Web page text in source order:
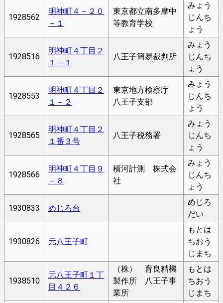
1928562
明神町４－２０
－１
東京都立南多摩中
等教育学校
みょう
じんち
ょう
1928516
明神町４丁目２
１－１
八王子簡易裁判所
みょう
じんち
ょう
1928553
明神町４丁目２
１－２
東京地方検察庁
八王子支部
みょう
じんち
ょう
1928565
明神町４丁目２
１番３号
八王子税務署
みょう
じんち
ょう
1928566
明神町４丁目９
－８
横河計測 株式会
社
みょう
じんち
ょう
1930833 めじろ台
めじろ
だい
1930826 元八王子町
もとは
ちおう
じまち
1938510
元八王子町１丁
目４２６
（株） 育良精機
製作所 八王子事
業所
もとは
ちおう
じまち